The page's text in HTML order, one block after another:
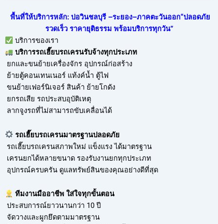
พื้นที่ให้บริการหลัก: บ่อวินชลบุรี –ระยอง–ภาคตะวันออก“ปลอดภัย
รวดเร็ว ราคายุติธรรม พร้อมบริการทุกวัน”
บริการของเรา
บริการรถเฮี๊ยบรถเครนรับจ้างทุกประเภท
ยกและขนย้ายเครื่องจักร อุปกรณ์ก่อสร้าง
ย้ายตู้คอนเทนเนอร์ แท้งค์น้ำ ตู้ไฟ
ขนย้ายเฟอร์นิเจอร์ สินค้า ย้ายโกดัง
ยกรถเสีย รถประสบอุบัติเหตุ
ลากจูงรถที่ไม่สามารถขับเคลื่อนได้
รถเฮี๊ยบรถเครนมาตรฐานปลอดภัย
รถเฮี๊ยบรถเครนสภาพใหม่ แข็งแรง ได้มาตรฐาน
เครนยกได้หลายขนาด รองรับงานยกทุกประเภท
อุปกรณ์ครบครัน ดูแลทรัพย์สินของคุณอย่างดีที่สุด
ทีมงานมืออาชีพ ใส่ใจทุกขั้นตอน
ประสบการณ์ยาวนานกว่า 10 ปี
จัดวางและผูกยึดตามมาตรฐาน